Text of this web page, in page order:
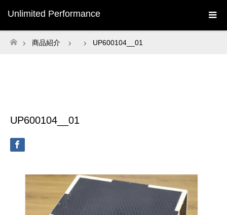
Unlimited Performance
ホーム
商品紹介 UP600104__01
UP600104__01